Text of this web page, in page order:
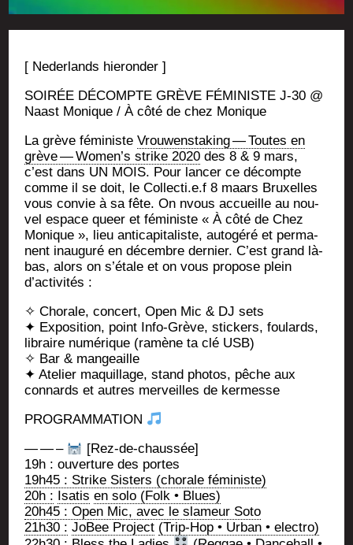
[ Neder­lands hieronder ]
SOIRÉE DÉCOMPTE GRÈVE FÉMINISTE J‑30 @
Naast Monique / À côté de chez Monique
La grève fémi­nisteVrou­wens­ta­king — Toutes en
grève — Women’s strike 2020 des 8 & 9 mars,
c’est dans UN MOIS. Pour lan­cer ce décompte
comme il se doit, le Collecti.e.f 8 maars Bruxelles
vous convie à sa fête. On nvous accueille au nou­
vel espace queer et fémi­niste « À côté de Chez
Monique », lieu anti­ca­pi­ta­liste, auto­gé­ré et per­ma­
nent inau­gu­ré en décembre der­nier. C’est grand là-
bas, alors on s’é­tale et on vous pro­pose plein
d’activités :
✧ Cho­rale, concert, Open Mic & DJ sets
✦ Expo­si­tion, point Info-Grève, sti­ckers, fou­lards,
libraire numé­rique (ramène ta clé USB)
✧ Bar & mangeaille
✦ Ate­lier maquillage, stand pho­tos, pêche aux
connards et autres mer­veilles de kermesse
PROGRAMMATION
— — –
[Rez-de-chaus­sée]
19h : ouver­ture des portes
19h45 : Strike Sis­ters (cho­rale féministe)
20h : Isa­tis en solo (Folk • Blues)
20h45 : Open Mic, avec le sla­meur Soto
21h30 : JoBee Pro­ject (Trip-Hop • Urban • electro)